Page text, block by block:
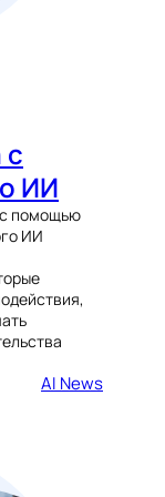
с
ИИ
помощью
ИИ
AI News